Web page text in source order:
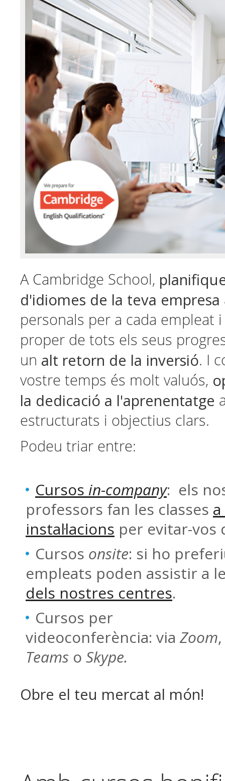
A Cambridge School,
d'idiomes de la teva empresa
personals per a cada empleat
proper de tots els seus
un alt retorn de la inversió. I
vostre temps és molt valuós,
la dedicació a l'aprenentatge
estructurats i objectius clars.
Podeu triar entre:​
Cursos in-company: els
professors fan les classes
instal·lacions per evitar-vos
Cursos onsite: si ho
empleats poden assistir a
dels nostres centres.
Cursos per
videoconferència: viaZoom
Teams o Skype.
Obre el teu mercat al món!